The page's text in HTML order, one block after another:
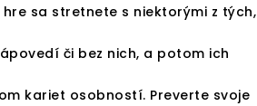
sa stretnete s niektorými z tých,
či bez nich, a potom ich
kariet osobností. Preverte svoje